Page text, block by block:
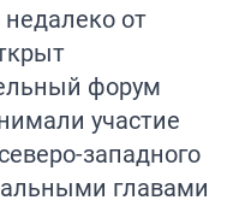
недалеко от
форум
участие
западного
главами